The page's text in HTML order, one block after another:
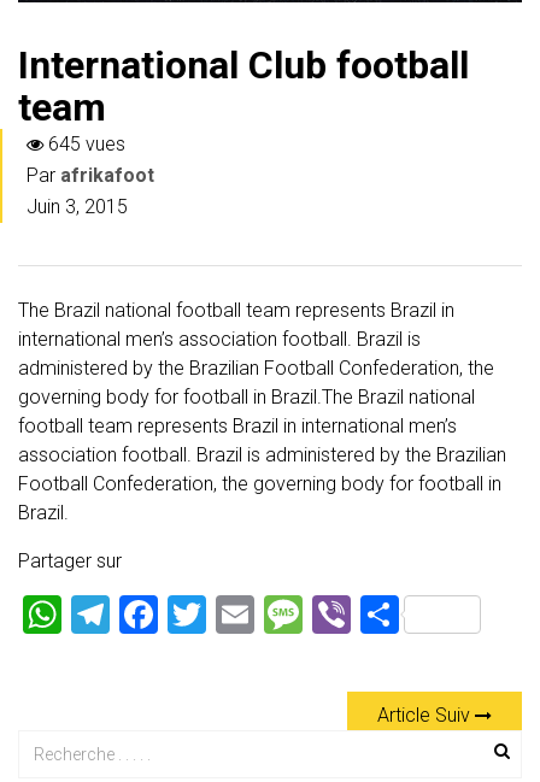
International Club football
team
645 vues
Par afrikafoot
Juin 3, 2015
The Brazil national football team represents Brazil in
international men’s association football. Brazil is
administered by the Brazilian Football Confederation, the
governing body for football in Brazil.The Brazil national
football team represents Brazil in international men’s
association football. Brazil is administered by the Brazilian
Football Confederation, the governing body for football in
Brazil.
Partager sur
W
A
T
a
F
T
E
M Vi
er
P
ta
g
Article Suiv